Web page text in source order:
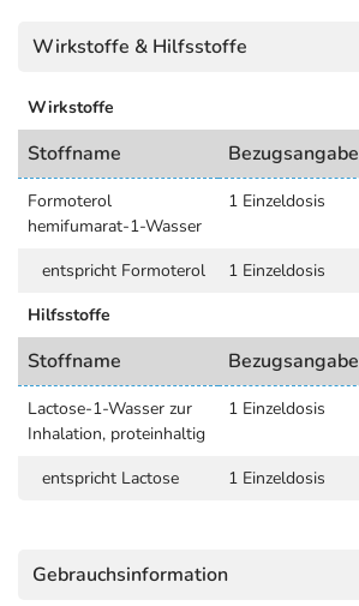
Wirkstoffe & Hilfsstoffe
Wirkstoffe
Stoffname Bezugsangabe
Formoterol
hemifumarat-1-Wasser
1 Einzeldosis
entspricht Formoterol 1 Einzeldosis
Hilfsstoffe
Stoffname Bezugsangabe
Lactose-1-Wasser zur
Inhalation, proteinhaltig
1 Einzeldosis
entspricht Lactose 1 Einzeldosis
Gebrauchsinformation